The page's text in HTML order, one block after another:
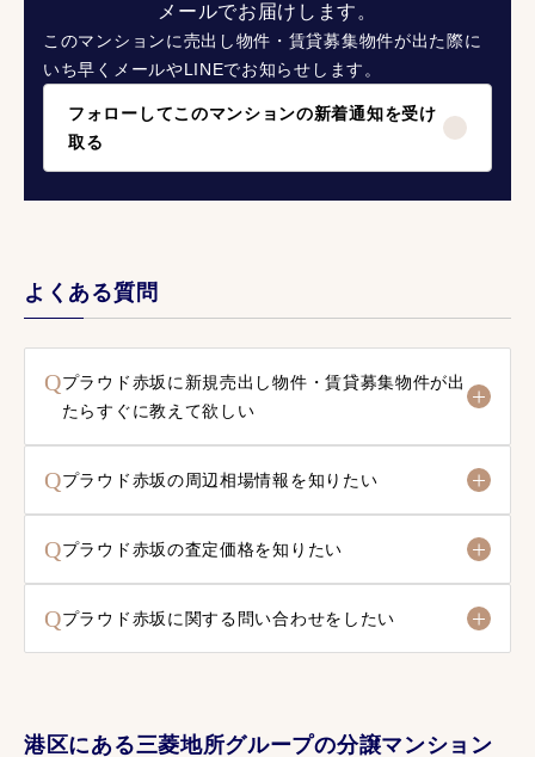
メールでお届けします。
このマンションに売出し物件・賃貸募集物件が出た際に
いち早くメールやLINEでお知らせします。
フォローしてこのマンションの新着通知を受け
取る
よくある質問
Qプラウド赤坂に新規売出し物件・賃貸募集物件が出
たらすぐに教えて欲しい
Qプラウド赤坂の周辺相場情報を知りたい
Qプラウド赤坂の査定価格を知りたい
Qプラウド赤坂に関する問い合わせをしたい
港区にある三菱地所グループの分譲マンション